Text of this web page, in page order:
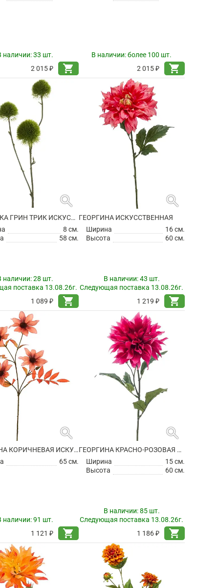
наличии:33 шт.
2 015 ₽
shopping_cart
В наличии:более 100 шт.
2 015 ₽
shopping_cart
search
ГВОЗДИКА ГРИН ТРИК ИСКУССТВЕННАЯ
8 см.
58 см.
наличии:28 шт.
поставка 13.08.26г.
1 089 ₽
shopping_cart
search
ГЕОРГИНА ИСКУССТВЕННАЯ
Ширина
16 см.
Высота
60 см.
В наличии:43 шт.
Следующая поставка 13.08.26г.
1 219 ₽
shopping_cart
search
ГЕОРГИНА КОРИЧНЕВАЯ ИСКУССТВЕННАЯ
65 см.
наличии:91 шт.
1 121 ₽
shopping_cart
search
ГЕОРГИНА КРАСНО-РОЗОВАЯ ИСКУССТВЕННАЯ
Ширина
15 см.
Высота
60 см.
В наличии:85 шт.
Следующая поставка 13.08.26г.
1 186 ₽
shopping_cart